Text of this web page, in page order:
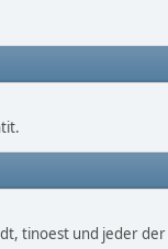
tinoest und jeder der